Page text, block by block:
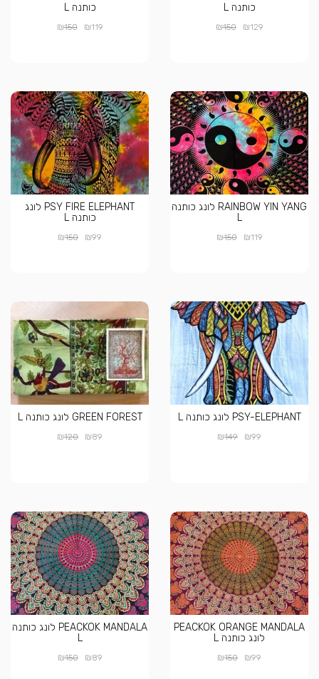
כותנה L
₪129
₪150
כותנה L
₪119
₪150
RAINBOW YIN YANG לונג כותנה
L
₪119
₪150
PSY FIRE ELEPHANT לונג
כותנה L
₪99
₪150
PSY-ELEPHANT לונג כותנה L
₪99
₪149
GREEN FOREST לונג כותנה L
₪89
₪120
PEACKOK ORANGE MANDALA
לונג כותנה L
₪99
₪150
PEACKOK MANDALA לונג כותנה
L
₪89
₪150